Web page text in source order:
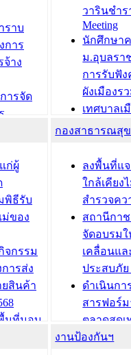
คคลที่
น
ยได้รับ
ลการ
านธนา
“เมืองแห่
บทความ อื่นๆ ...
ราบ
การ
าง
ารจัด
ปี พ.ศ.
าร
และ
น 2568
ก
ป้าย
วณ
พภักดี
วารินชำร
Meeting
นักศึกษา
ม.อุบลรา
การรับฟั
ผังเมืองร
เทศบาลเ
โครงการ
เทศบาล
รับฟังคว
ผังเมือง
วารินชำ
เทศบาล
ซักซ้อมแ
ประโยช
บทความ อื่นๆ ...
ก่ผู้
พิธีรับ
ของ
จกรรม
ารส่ง
สินค้า
นที่มอบ
ง
กองสาธารณสุ
ลงพื้นที่แ
ใกล้เคียง
สำรวจค
สถานีกา
จัดอบรม
เคลื่อนแ
ประสบภั
ดำเนินกา
สารฟอร์
ตลาดสดเ
วารินชำร
งานป้องกันฯ